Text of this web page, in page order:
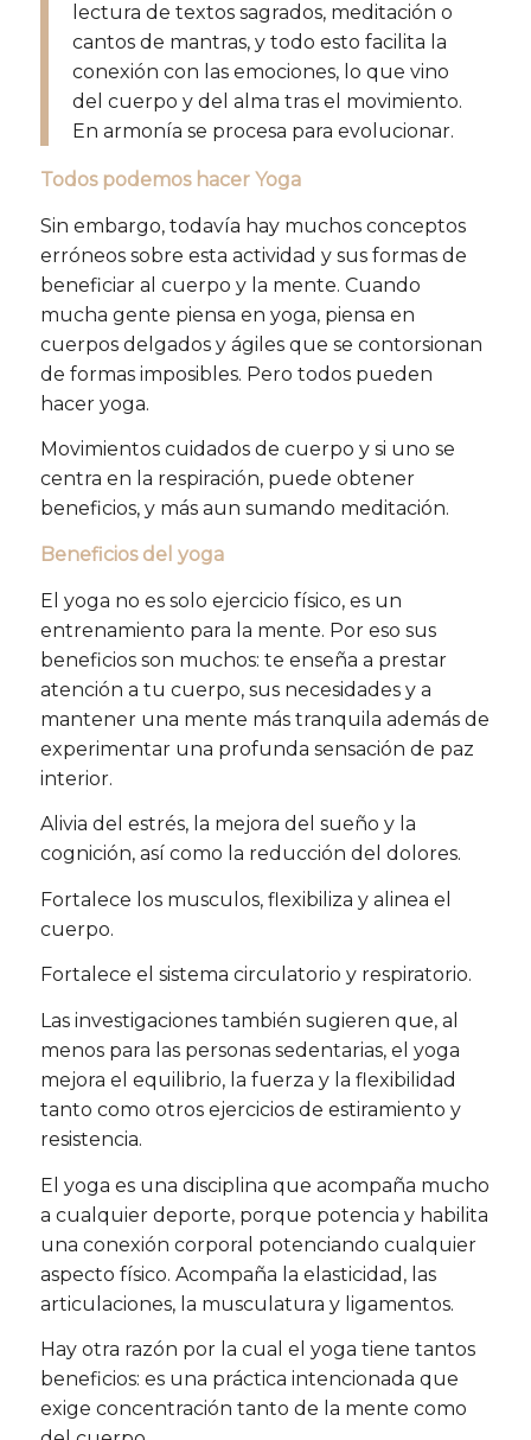
lectura de textos sagrados, meditación o
cantos de mantras, y todo esto facilita la
conexión con las emociones, lo que vino
del cuerpo y del alma tras el movimiento.
En armonía se procesa para evolucionar.
Todos podemos hacer Yoga
Sin embargo, todavía hay muchos conceptos
erróneos sobre esta actividad y sus formas de
beneficiar al cuerpo y la mente. Cuando
mucha gente piensa en yoga, piensa en
cuerpos delgados y ágiles que se contorsionan
de formas imposibles. Pero todos pueden
hacer yoga.
Movimientos cuidados de cuerpo y si uno se
centra en la respiración, puede obtener
beneficios, y más aun sumando meditación.
Beneficios del yoga
El yoga no es solo ejercicio físico, es un
entrenamiento para la mente. Por eso sus
beneficios son muchos: te enseña a prestar
atención a tu cuerpo, sus necesidades y a
mantener una mente más tranquila además de
experimentar una profunda sensación de paz
interior.
Alivia del estrés, la mejora del sueño y la
cognición, así como la reducción del dolores.
Fortalece los musculos, flexibiliza y alinea el
cuerpo.
Fortalece el sistema circulatorio y respiratorio.
Las investigaciones también sugieren que, al
menos para las personas sedentarias, el yoga
mejora el equilibrio, la fuerza y la flexibilidad
tanto como otros ejercicios de estiramiento y
resistencia.
El yoga es una disciplina que acompaña mucho
a cualquier deporte, porque potencia y habilita
una conexión corporal potenciando cualquier
aspecto físico. Acompaña la elasticidad, las
articulaciones, la musculatura y ligamentos.
Hay otra razón por la cual el yoga tiene tantos
beneficios: es una práctica intencionada que
exige concentración tanto de la mente como